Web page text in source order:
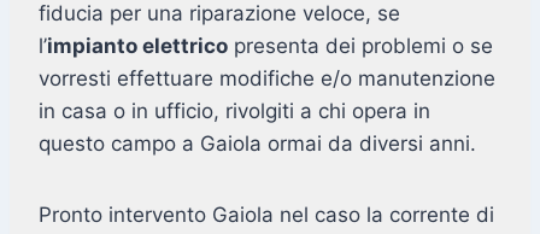
fiducia per una riparazione veloce, se
l’impianto elettrico presenta dei problemi o se
vorresti effettuare modifiche e/o manutenzione
in casa o in ufficio, rivolgiti a chi opera in
questo campo a Gaiola ormai da diversi anni.
Pronto intervento Gaiola nel caso la corrente di